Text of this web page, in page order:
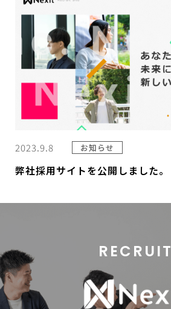
2023.9.8 お知らせ
弊社採用サイトを公開しました。
RECRUIT